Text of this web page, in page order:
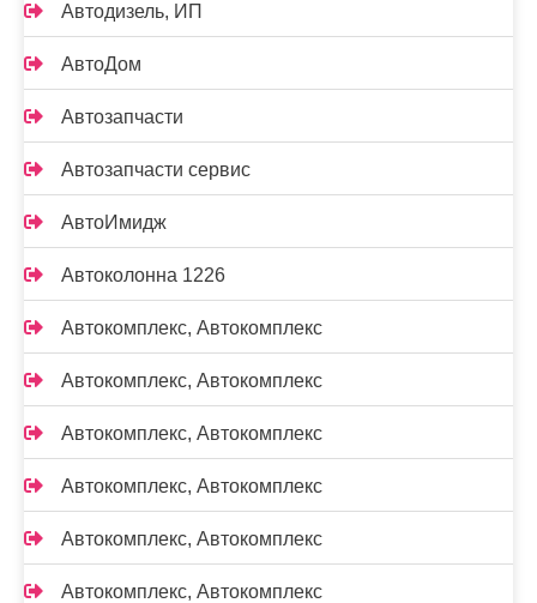
Автодизель, ИП
АвтоДом
Автозапчасти
Автозапчасти сервис
АвтоИмидж
Автоколонна 1226
Автокомплекс, Автокомплекс
Автокомплекс, Автокомплекс
Автокомплекс, Автокомплекс
Автокомплекс, Автокомплекс
Автокомплекс, Автокомплекс
Автокомплекс, Автокомплекс